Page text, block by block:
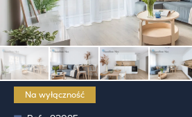
Na wyłączność